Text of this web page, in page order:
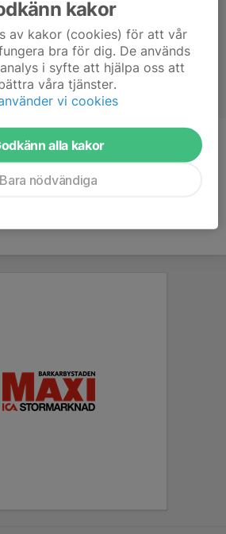
13 år
kakor
av kakor (cookies) för att vår
bra för dig. De används
i syfte att hjälpa oss att
våra tjänster.
vi cookies
alla kakor
Bara nödvändiga